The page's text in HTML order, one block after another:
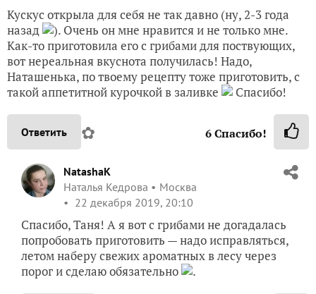
Кускус открыла для себя не так давно (ну, 2-3 года
назад
). Очень он мне нравится и не только мне.
Как-то приготовила его с грибами для поствующих,
вот нереальная вкуснота получилась! Надо,
Наташенька, по твоему рецепту тоже приготовить, с
такой аппетитной курочкой в заливке
Спасибо!
Ответить ✿ 6 Спасибо!
NatashaK
Наталья Кедрова
Москва
22 декабря 2019, 20:10
Спасибо, Таня! А я вот с грибами не догадалась
попробовать приготовить — надо исправляться,
летом наберу свежих ароматных в лесу через
порог и сделаю обязательно
.